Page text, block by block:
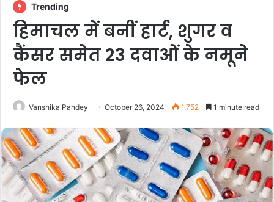
Trending
हिमाचल में बनीं हार्ट, शुगर व
कैंसर समेत 23 दवाओं के नमूने
फेल
Vanshika Pandey October 26, 2024 1,752 1 minute read